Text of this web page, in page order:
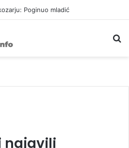
Poginuo mladić
najavili